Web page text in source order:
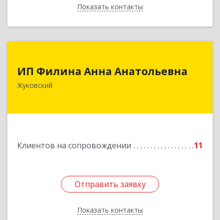
Показать контакты
Назад
ИП Филина Анна Анатольевна
Жуковский
Клиентов на сопровождении 11
Отправить заявку
Показать контакты
Подробнее
Отправить заявку
Назад